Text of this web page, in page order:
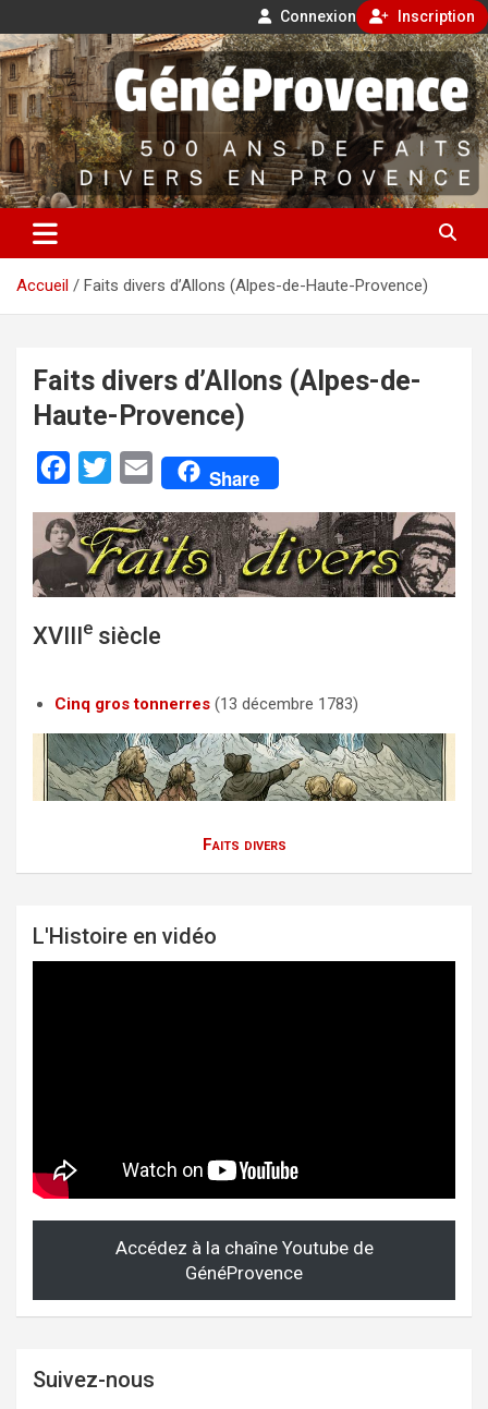
Connexion Inscription
Aller
au
contenu
GénéProvence
500 ans de faits divers en Provence
Accueil Faits divers d’Allons (Alpes-de-Haute-Provence)
Faits divers d’Allons (Alpes-de-
Haute-Provence)
c
b
o
k
i
t
t
e
E
a
i
l
Share
XVIIIe siècle
Cinq gros tonnerres (13 décembre 1783)
Faits divers
L'Histoire en vidéo
Accédez à la chaîne Youtube de
GénéProvence
Suivez-nous